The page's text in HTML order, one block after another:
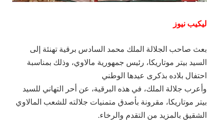
ليكيب نيوز
بعث صاحب الجلالة الملك محمد السادس برقية تهنئة إلى
السيد بيتر موتاريكا، رئيس جمهورية مالاوي، وذلك بمناسبة
احتفال بلاده بذكرى عيدها الوطني
وأعرب جلالة الملك، في هذه البرقية، عن أحر التهاني للسيد
بيتر موتاريكا، مقرونة بأصدق متمنيات جلالته للشعب المالاوي
الشقيق بالمزيد من التقدم والرخاء.